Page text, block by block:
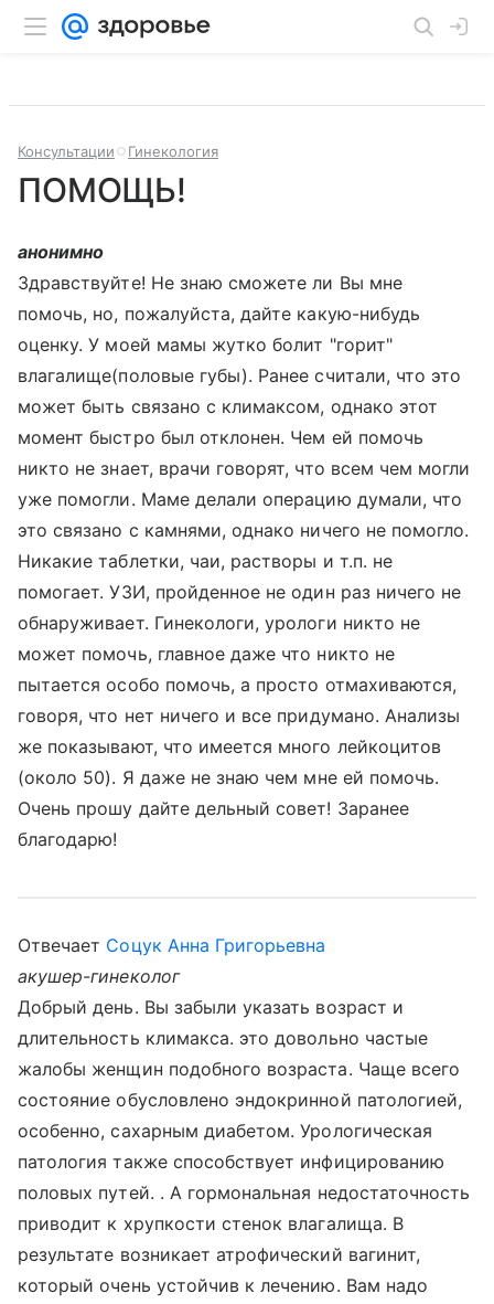
Консультации Гинекология
ПОМОЩЬ!
анонимно
Здравствуйте! Не знаю сможете ли Вы мне
помочь, но, пожалуйста, дайте какую-нибудь
оценку. У моей мамы жутко болит "горит"
влагалище(половые губы). Ранее считали, что это
может быть связано с климаксом, однако этот
момент быстро был отклонен. Чем ей помочь
никто не знает, врачи говорят, что всем чем могли
уже помогли. Маме делали операцию думали, что
это связано с камнями, однако ничего не помогло.
Никакие таблетки, чаи, растворы и т.п. не
помогает. УЗИ, пройденное не один раз ничего не
обнаруживает. Гинекологи, урологи никто не
может помочь, главное даже что никто не
пытается особо помочь, а просто отмахиваются,
говоря, что нет ничего и все придумано. Анализы
же показывают, что имеется много лейкоцитов
(около 50). Я даже не знаю чем мне ей помочь.
Очень прошу дайте дельный совет! Заранее
благодарю!
Отвечает Соцук Анна Григорьевна
акушер-гинеколог
Добрый день. Вы забыли указать возраст и
длительность климакса. это довольно частые
жалобы женщин подобного возраста. Чаще всего
состояние обусловлено эндокринной патологией,
особенно, сахарным диабетом. Урологическая
патология также способствует инфицированию
половых путей. . А гормональная недостаточность
приводит к хрупкости стенок влагалища. В
результате возникает атрофический вагинит,
который очень устойчив к лечению. Вам надо